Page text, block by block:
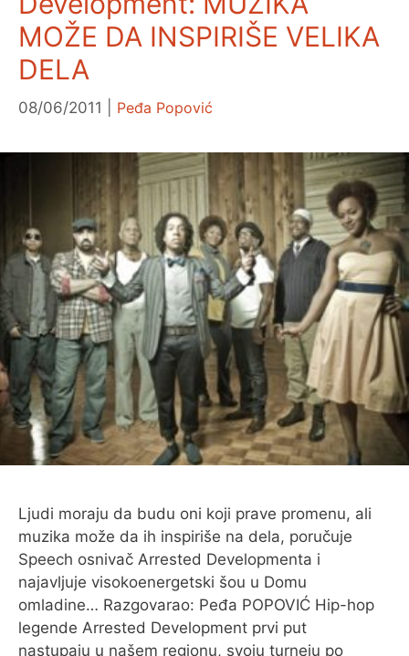
MOŽE DA INSPIRIŠE VELIKA
DELA
08/06/2011 Peđa Popović
Ljudi moraju da budu oni koji prave promenu, ali
muzika može da ih inspiriše na dela, poručuje
Speech osnivač Arrested Developmenta i
najavljuje visokoenergetski šou u Domu
omladine… Razgovarao: Peđa POPOVIĆ Hip-hop
legende Arrested Development prvi put
nastupaju u našem regionu, svoju turneju po